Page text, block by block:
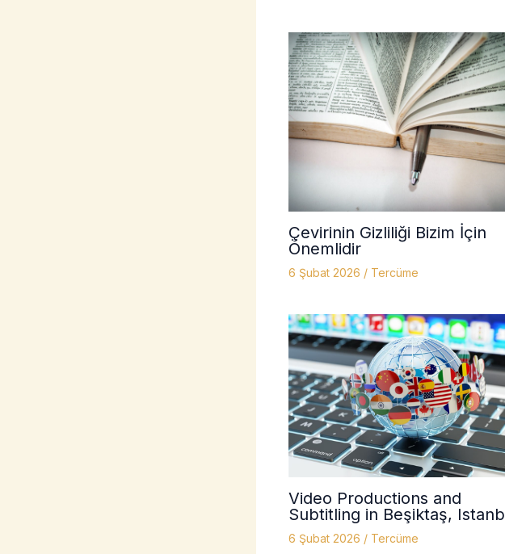
Çevirinin Gizliliği Bizim İçin
Önemlidir
6 Şubat 2026 / Tercüme
Video Productions and
Subtitling in Beşiktaş,
6 Şubat 2026 / Tercüme